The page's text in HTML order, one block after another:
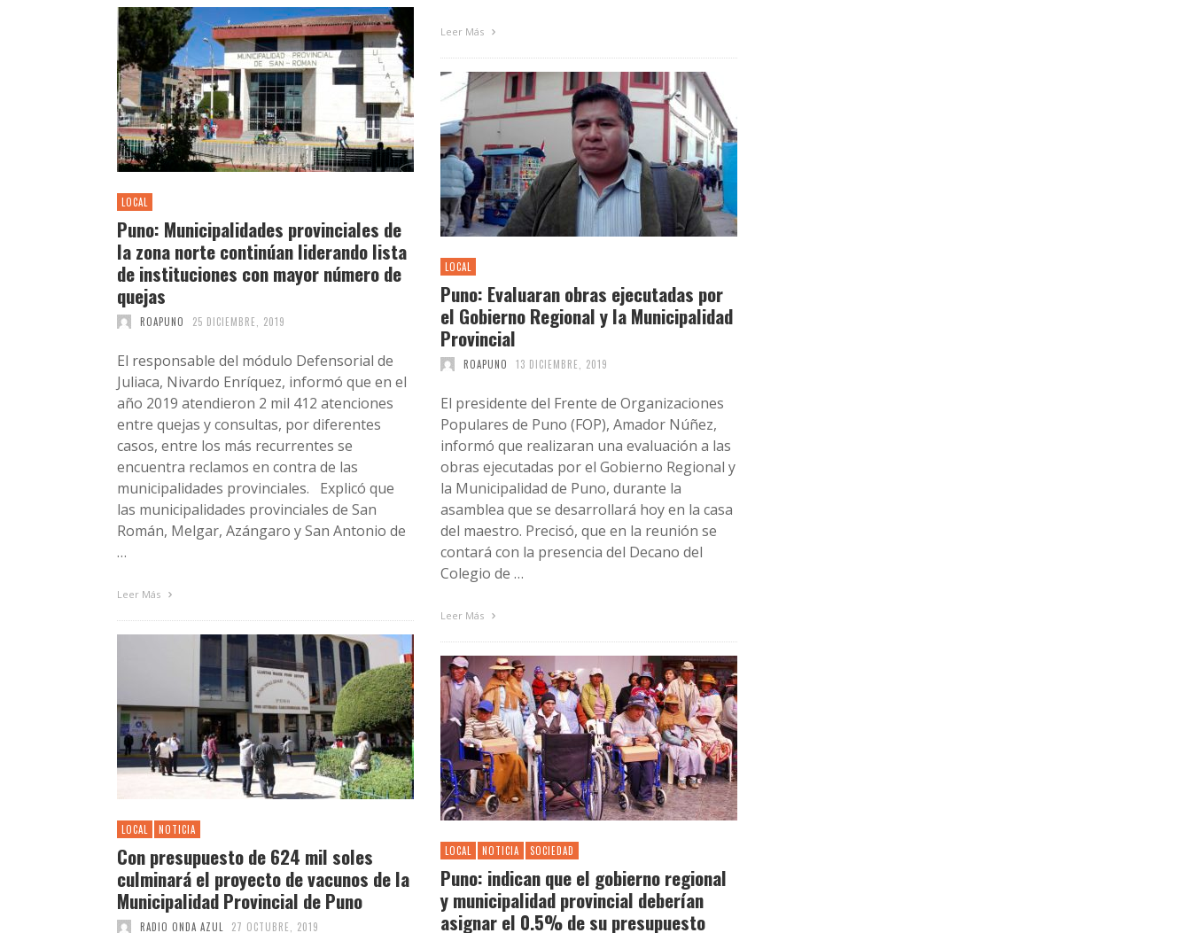
Leer Más
LOCAL
Puno: Municipalidades provinciales de
la zona norte continúan liderando lista
de instituciones con mayor número de
quejas
ROAPUNO 25 DICIEMBRE, 2019
El responsable del módulo Defensorial de
Juliaca, Nivardo Enríquez, informó que en el
año 2019 atendieron 2 mil 412 atenciones
entre quejas y consultas, por diferentes
casos, entre los más recurrentes se
encuentra reclamos en contra de las
municipalidades provinciales. Explicó que
las municipalidades provinciales de San
Román, Melgar, Azángaro y San Antonio de
…
Leer Más
LOCAL
Puno: Evaluaran obras ejecutadas por
el Gobierno Regional y la Municipalidad
Provincial
ROAPUNO 13 DICIEMBRE, 2019
El presidente del Frente de Organizaciones
Populares de Puno (FOP), Amador Núñez,
informó que realizaran una evaluación a las
obras ejecutadas por el Gobierno Regional y
la Municipalidad de Puno, durante la
asamblea que se desarrollará hoy en la casa
del maestro. Precisó, que en la reunión se
contará con la presencia del Decano del
Colegio de …
Leer Más
LOCAL NOTICIA
Con presupuesto de 624 mil soles
culminará el proyecto de vacunos de la
Municipalidad Provincial de Puno
RADIO ONDA AZUL 27 OCTUBRE, 2019
LOCAL NOTICIA SOCIEDAD
Puno: indican que el gobierno regional
y municipalidad provincial deberían
asignar el 0.5% de su presupuesto